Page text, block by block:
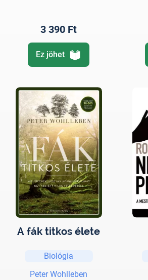
3 390 Ft
Ez jöhet
A fák titkos élete
Biológia
Peter Wohlleben